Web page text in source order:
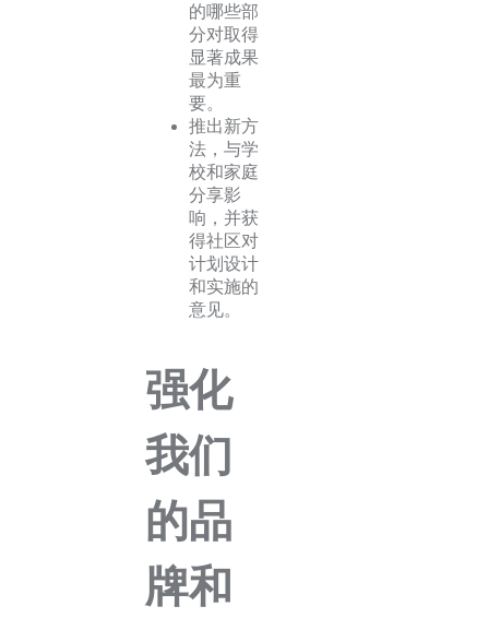
的哪些部
分对取得
显著成果
最为重
要。
推出新方
法，与学
校和家庭
分享影
响，并获
得社区对
计划设计
和实施的
意见。
强化
我们
的品
牌和